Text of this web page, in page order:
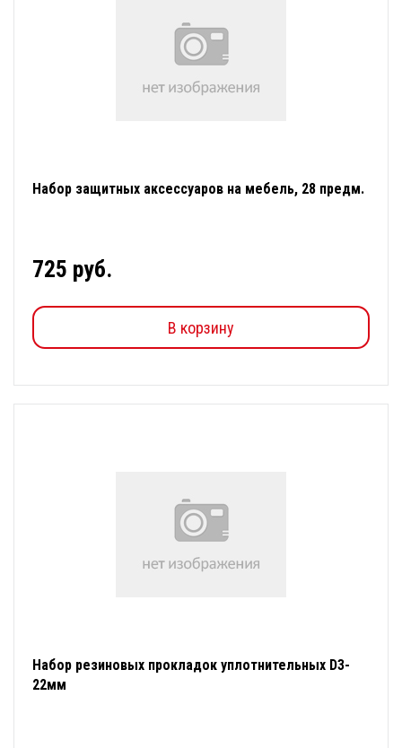
Набор защитных аксессуаров на мебель, 28 предм.
725 руб.
В корзину
Набор резиновых прокладок уплотнительных D3-
22мм